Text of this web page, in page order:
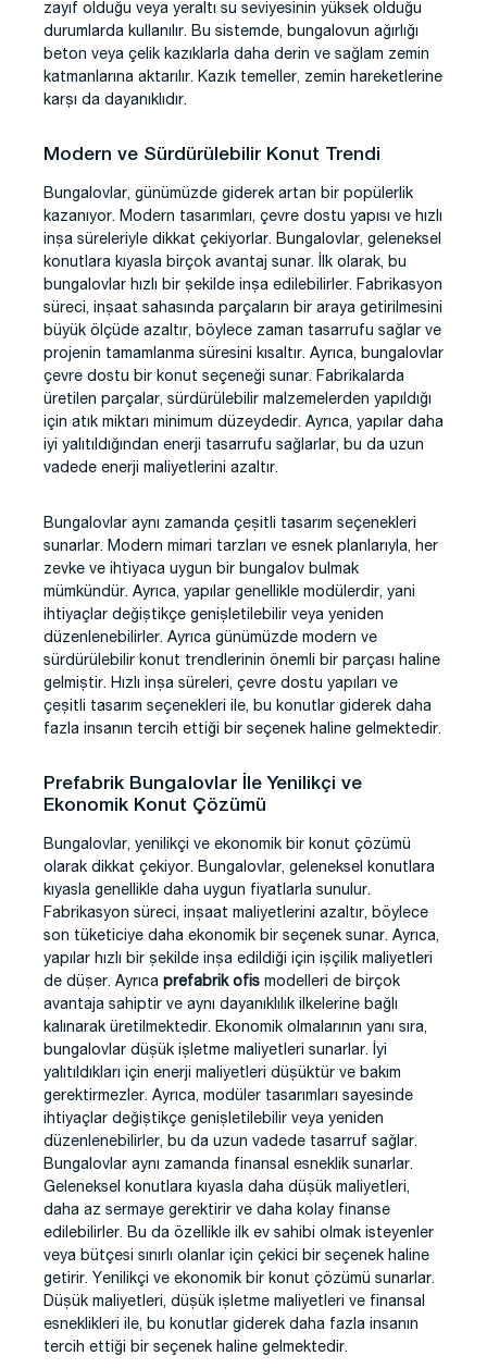
zayıf olduğu veya yeraltı su seviyesinin yüksek olduğu
durumlarda kullanılır. Bu sistemde, bungalovun ağırlığı
beton veya çelik kazıklarla daha derin ve sağlam zemin
katmanlarına aktarılır. Kazık temeller, zemin hareketlerine
karşı da dayanıklıdır.
Modern ve Sürdürülebilir Konut Trendi
Bungalovlar, günümüzde giderek artan bir popülerlik
kazanıyor. Modern tasarımları, çevre dostu yapısı ve hızlı
inşa süreleriyle dikkat çekiyorlar. Bungalovlar, geleneksel
konutlara kıyasla birçok avantaj sunar. İlk olarak, bu
bungalovlar hızlı bir şekilde inşa edilebilirler. Fabrikasyon
süreci, inşaat sahasında parçaların bir araya getirilmesini
büyük ölçüde azaltır, böylece zaman tasarrufu sağlar ve
projenin tamamlanma süresini kısaltır. Ayrıca, bungalovlar
çevre dostu bir konut seçeneği sunar. Fabrikalarda
üretilen parçalar, sürdürülebilir malzemelerden yapıldığı
için atık miktarı minimum düzeydedir. Ayrıca, yapılar daha
iyi yalıtıldığından enerji tasarrufu sağlarlar, bu da uzun
vadede enerji maliyetlerini azaltır.
Bungalovlar aynı zamanda çeşitli tasarım seçenekleri
sunarlar. Modern mimari tarzları ve esnek planlarıyla, her
zevke ve ihtiyaca uygun bir bungalov bulmak
mümkündür. Ayrıca, yapılar genellikle modülerdir, yani
ihtiyaçlar değiştikçe genişletilebilir veya yeniden
düzenlenebilirler. Ayrıca günümüzde modern ve
sürdürülebilir konut trendlerinin önemli bir parçası haline
gelmiştir. Hızlı inşa süreleri, çevre dostu yapıları ve
çeşitli tasarım seçenekleri ile, bu konutlar giderek daha
fazla insanın tercih ettiği bir seçenek haline gelmektedir.
Prefabrik Bungalovlar İle Yenilikçi ve
Ekonomik Konut Çözümü
Bungalovlar, yenilikçi ve ekonomik bir konut çözümü
olarak dikkat çekiyor. Bungalovlar, geleneksel konutlara
kıyasla genellikle daha uygun fiyatlarla sunulur.
Fabrikasyon süreci, inşaat maliyetlerini azaltır, böylece
son tüketiciye daha ekonomik bir seçenek sunar. Ayrıca,
yapılar hızlı bir şekilde inşa edildiği için işçilik maliyetleri
de düşer. Ayrıca prefabrik ofis modelleri de birçok
avantaja sahiptir ve aynı dayanıklılık ilkelerine bağlı
kalınarak üretilmektedir. Ekonomik olmalarının yanı sıra,
bungalovlar düşük işletme maliyetleri sunarlar. İyi
yalıtıldıkları için enerji maliyetleri düşüktür ve bakım
gerektirmezler. Ayrıca, modüler tasarımları sayesinde
ihtiyaçlar değiştikçe genişletilebilir veya yeniden
düzenlenebilirler, bu da uzun vadede tasarruf sağlar.
Bungalovlar aynı zamanda finansal esneklik sunarlar.
Geleneksel konutlara kıyasla daha düşük maliyetleri,
daha az sermaye gerektirir ve daha kolay finanse
edilebilirler. Bu da özellikle ilk ev sahibi olmak isteyenler
veya bütçesi sınırlı olanlar için çekici bir seçenek haline
getirir. Yenilikçi ve ekonomik bir konut çözümü sunarlar.
Düşük maliyetleri, düşük işletme maliyetleri ve finansal
esneklikleri ile, bu konutlar giderek daha fazla insanın
tercih ettiği bir seçenek haline gelmektedir.